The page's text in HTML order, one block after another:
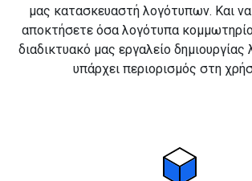
μας κατασκευαστή λογότυπων. Και
αποκτήσετε όσα λογότυπα
διαδικτυακό μας εργαλείο
υπάρχει περιορισμός στη